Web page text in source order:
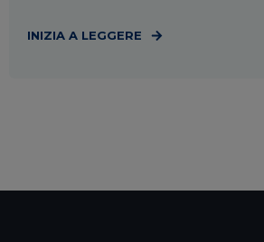
INIZIA A LEGGERE